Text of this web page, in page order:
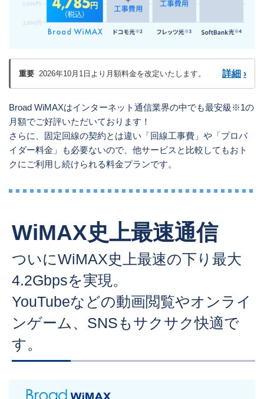
重要 2026年10月1日より月額料金を改定いたします。 詳細 ›
Broad WiMAXはインターネット通信業界の中でも最安級※1の
月額でご好評いただいております！
さらに、固定回線の契約とは違い「回線工事費」や「プロバ
イダー料金」も必要ないので、他サービスと比較してもおト
クにご利用し続けられる料金プランです。
WiMAX史上最速通信
ついにWiMAX史上最速の下り最大
4.2Gbpsを実現。
YouTubeなどの動画閲覧やオンライ
ンゲーム、SNSもサクサク快適で
す。